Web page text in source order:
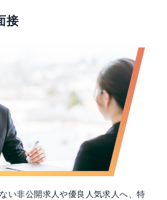
接
い非公開求人や優良人気求人へ、特